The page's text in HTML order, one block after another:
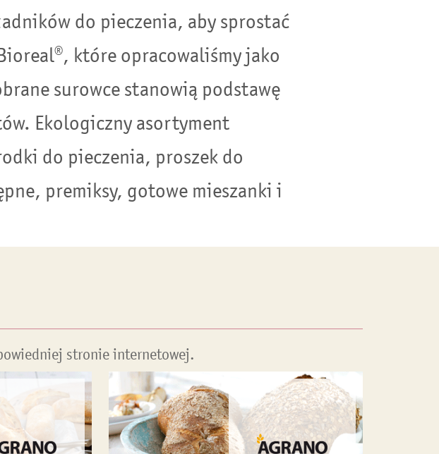
do pieczenia, aby sprostać
które opracowaliśmy jako
surowce stanowią podstawę
Ekologiczny asortyment
do pieczenia, proszek do
premiksy, gotowe mieszanki i
stronie internetowej.